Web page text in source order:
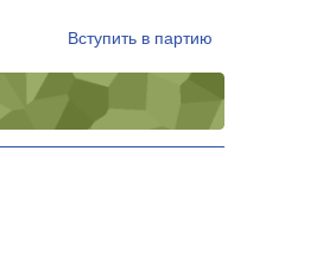
Вступить в партию